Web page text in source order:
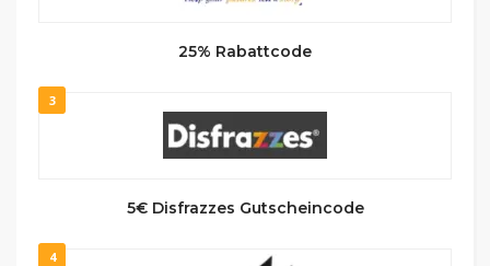
25% Rabattcode
3
5€ Disfrazzes Gutscheincode
4